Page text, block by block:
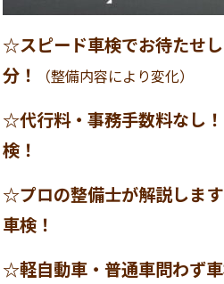
☆スピード車検でお待たせ
分！
（整備内容により変化）
☆代行料・事務手数料なし
検！
☆プロの整備士が解説しま
車検！
☆軽自動車・普通車問わず車